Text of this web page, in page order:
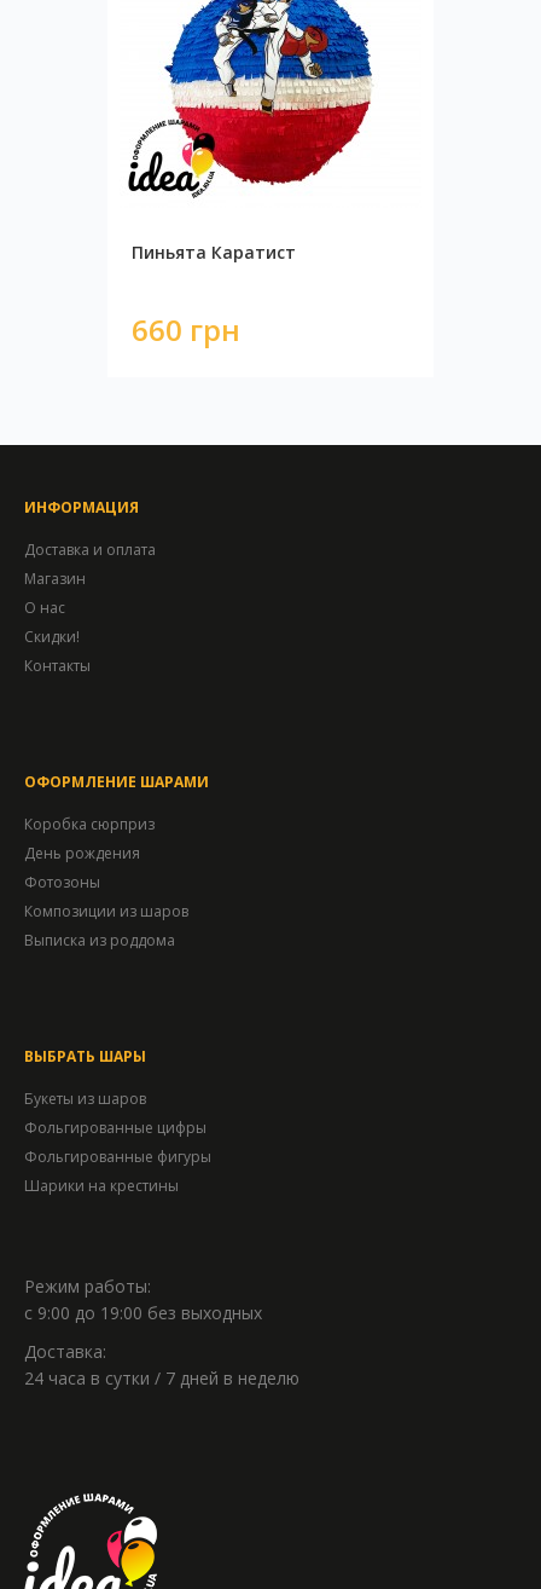
Пиньята Каратист
660 грн
ИНФОРМАЦИЯ
Доставка и оплата
Магазин
О нас
Скидки!
Контакты
ОФОРМЛЕНИЕ ШАРАМИ
Коробка сюрприз
День рождения
Фотозоны
Композиции из шаров
Выписка из роддома
ВЫБРАТЬ ШАРЫ
Букеты из шаров
Фольгированные цифры
Фольгированные фигуры
Шарики на крестины
Режим работы:
с 9:00 до 19:00 без выходных
Доставка:
24 часа в сутки / 7 дней в неделю